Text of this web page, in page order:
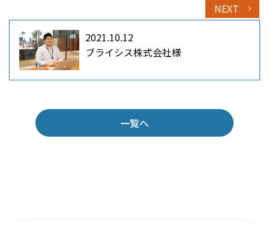
2021.10.12
ブライシス株式会社様
NEXT
一覧へ